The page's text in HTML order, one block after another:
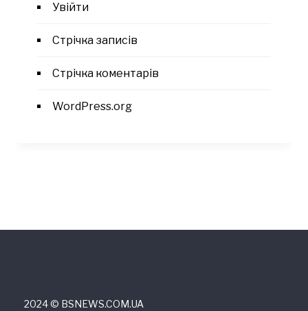
Увійти
Стрічка записів
Стрічка коментарів
WordPress.org
2024 © ВSNEWS.COM.UA